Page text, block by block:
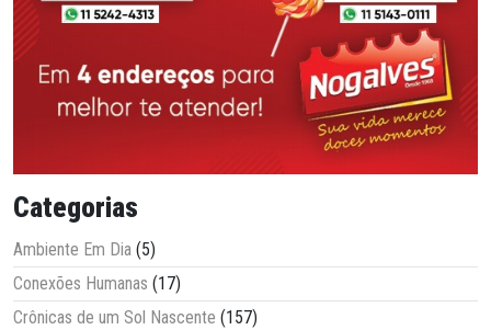
Categorias
Ambiente Em Dia (5)
Conexões Humanas (17)
Crônicas de um Sol Nascente (157)